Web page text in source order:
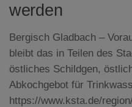
werden
Bergisch Gladbach –
bleibt das in Teilen des
östliches Schildgen,
Abkochgebot für
https://www.ksta.de/